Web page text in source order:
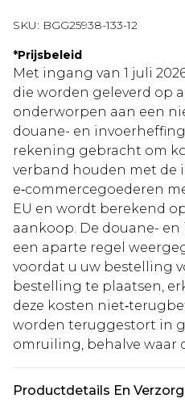
SKU: BGG25938-133-12
*Prijsbeleid
Met ingang van 1 juli
die worden geleverd op
onderworpen aan een
douane- en
rekening gebracht om
verband houden met de
e‑commercegoederen
EU en wordt berekend
aankoop. De douane-
een aparte regel
voordat u uw bestelling
bestelling te plaatsen,
deze kosten
worden teruggestort in
omruiling, behalve waar
Productdetails En